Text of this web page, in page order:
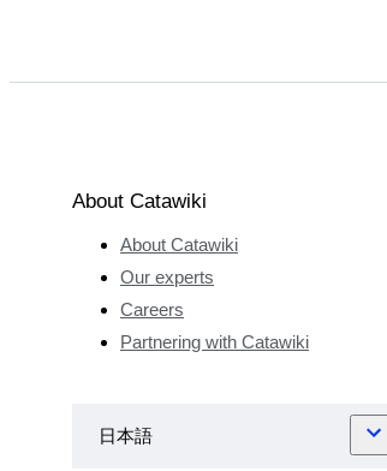
About Catawiki
About Catawiki
Our experts
Careers
Partnering with Catawiki